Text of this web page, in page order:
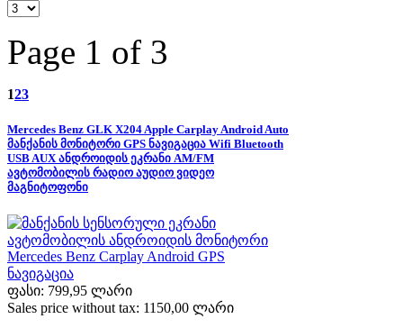
Page 1 of 3
123
Mercedes Benz GLK X204 Apple Carplay Android Auto
მანქანის მონიტორი GPS ნავიგაცია Wifi Bluetooth
USB AUX ანდროიდის ეკრანი AM/FM
ავტომობილის რადიო აუდიო ვიდეო
მაგნიტოფონი
ფასი: 799,95 ლარი
Sales price without tax: 1150,00 ლარი